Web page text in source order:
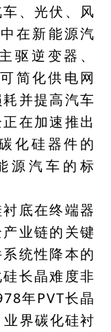
、光伏、风
在新能源汽
驱逆变器、
简化供电网
并提高汽车
在加速推出
化硅器件的
源汽车的标
底在终端器
业链的关键
统性降本的
长晶难度非
年PVT长晶
界碳化硅衬